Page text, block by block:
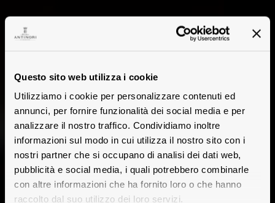
Questo sito web utilizza i cookie
Utilizziamo i cookie per personalizzare contenuti ed
annunci, per fornire funzionalità dei social media e per
analizzare il nostro traffico. Condividiamo inoltre
informazioni sul modo in cui utilizza il nostro sito con i
nostri partner che si occupano di analisi dei dati web,
pubblicità e social media, i quali potrebbero combinarle
con altre informazioni che ha fornito loro o che hanno
raccolto dal suo utilizzo dei loro servizi.